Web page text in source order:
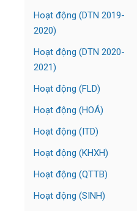
Hoạt động (DTN 2019-
2020)
Hoạt động (DTN 2020-
2021)
Hoạt động (FLD)
Hoạt động (HOÁ)
Hoạt động (ITD)
Hoạt động (KHXH)
Hoạt động (QTTB)
Hoạt động (SINH)